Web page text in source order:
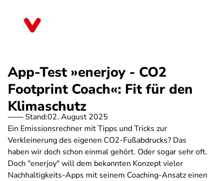
App-Test »enerjoy - CO2
Footprint Coach«: Fit für den
Klimaschutz
Stand:02. August 2025
Ein Emissionsrechner mit Tipps und Tricks zur
Verkleinerung des eigenen CO2-Fußabdrucks? Das
haben wir doch schon einmal gehört. Oder sogar sehr oft.
Doch "enerjoy" will dem bekannten Konzept vieler
Nachhaltigkeits-Apps mit seinem Coaching-Ansatz einen